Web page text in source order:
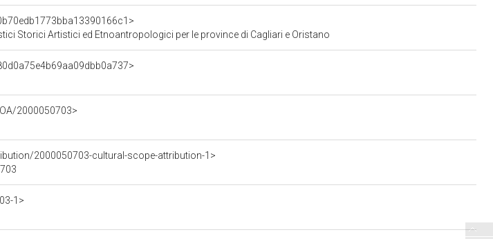
Storici Artistici ed Etnoantropologici per le province di Cagliari e Oristano
2000050703>
2000050703-cultural-scope-attribution-1>
1>